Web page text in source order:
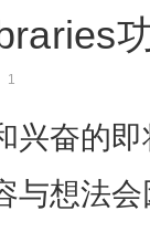
1
兴奋的
与想法